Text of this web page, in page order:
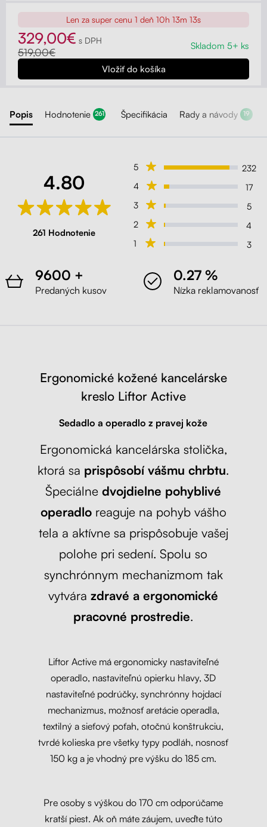
Čierna
Liftor Active, ružová (sieťovina)
Liftor Active, svetlosivá (sieťovina)
Liftor Active, zelená (sieťovina)
Zelená
Čierna
Len za super cenu 1 deň 10h 13m 12s
329,00€ s DPH
519,00€
Skladom 5+ ks
Popis Hodnotenie 261 Špecifikácia Rady a návody 19
4.80
261 Hodnotenie
5
232
4
17
3
5
2
4
1
3
9600 +
Predaných kusov
0.27 %
Nízka reklamovanosť
Ergonomické kožené kancelárske
kreslo Liftor Active
Sedadlo a operadlo z pravej kože
Ergonomická kancelárska stolička,
ktorá sa prispôsobí vášmu chrbtu.
Špeciálnedvojdielne pohyblivé
operadloreaguje na pohyb vášho
tela a aktívne sa prispôsobuje vašej
polohe pri sedení. Spolu so
synchrónnym mechanizmom tak
vytvárazdravé a ergonomické
pracovné prostredie.
Liftor Active má ergonomicky nastaviteľné
operadlo, nastaviteľnú opierku hlavy, 3D
nastaviteľné podrúčky, synchrónny hojdací
mechanizmus, možnosť aretácie operadla,
textilný a sieťový poťah, otočnú konštrukciu,
tvrdé kolieska pre všetky typy podláh, nosnosť
150 kg a je vhodný pre výšku do 185 cm.
Pre osoby s výškou do 170 cm odporúčame
kratší piest. Ak oň máte záujem, uveďte túto